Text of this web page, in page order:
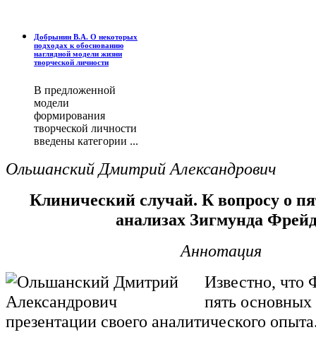
Добрынин В.А. О некоторых
подходах к обоснованию
наглядной модели жизни
творческой личности
В предложенной
модели
формирования
творческой личности
введены категории ...
Ольшанский Дмитрий Александрович
Клинический случай. К вопросу о
анализах Зигмунда
Аннотация
Известно, что
пять основных
презентации своего аналитического